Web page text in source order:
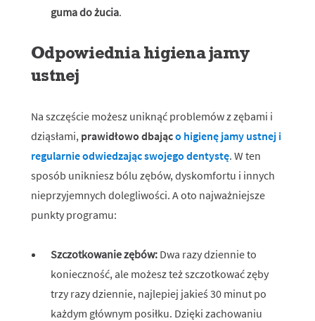
guma do żucia.
Odpowiednia higiena jamy
ustnej
Na szczęście możesz uniknąć problemów z zębami i
dziąsłami, prawidłowo dbająco higienę jamy ustnej i
regularnie odwiedzając swojego dentystę. W ten
sposób unikniesz bólu zębów, dyskomfortu i innych
nieprzyjemnych dolegliwości. A oto najważniejsze
punkty programu:
Szczotkowanie zębów: Dwa razy dziennie to
konieczność, ale możesz też szczotkować zęby
trzy razy dziennie, najlepiej jakieś 30 minut po
każdym głównym posiłku. Dzięki zachowaniu